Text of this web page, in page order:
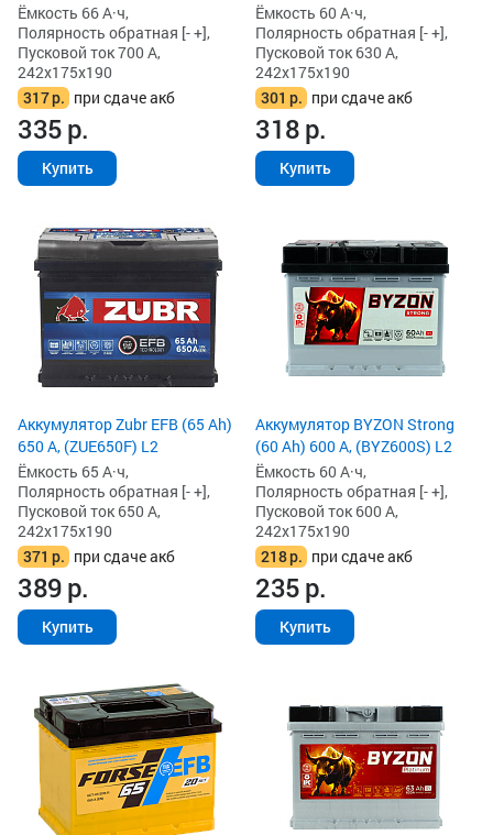
Ёмкость 66 А·ч,
Полярность обратная [- +],
Пусковой ток 700 А,
242x175x190
317р. при сдаче акб
335р.
Купить
Ёмкость 60 А·ч,
Полярность обратная [- +],
Пусковой ток 630 А,
242x175x190
301 р. при сдаче акб
318р.
Купить
Аккумулятор Zubr EFB (65 Ah)
650 А, (ZUE650F) L2
Ёмкость 65 А·ч,
Полярность обратная [- +],
Пусковой ток 650 А,
242x175x190
371 р. при сдаче акб
389р.
Купить
Аккумулятор BYZON Strong
(60 Ah) 600 А, (BYZ600S) L2
Ёмкость 60 А·ч,
Полярность обратная [- +],
Пусковой ток 600 А,
242x175x190
218р. при сдаче акб
235р.
Купить